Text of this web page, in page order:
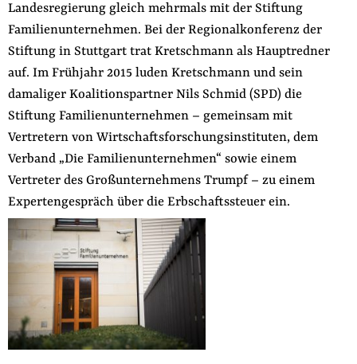
Landesregierung gleich mehrmals mit der Stiftung
Familienunternehmen. Bei der Regionalkonferenz der
Stiftung in Stuttgart trat Kretschmann als Hauptredner
auf. Im Frühjahr 2015 luden Kretschmann und sein
damaliger Koalitionspartner Nils Schmid (SPD) die
Stiftung Familienunternehmen – gemeinsam mit
Vertretern von Wirtschaftsforschungsinstituten, dem
Verband „Die Familienunternehmen“ sowie einem
Vertreter des Großunternehmens Trumpf – zu einem
Expertengespräch über die Erbschaftssteuer ein.